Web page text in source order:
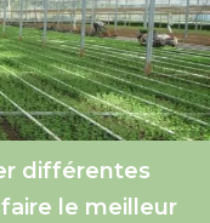
différentes
le meilleur